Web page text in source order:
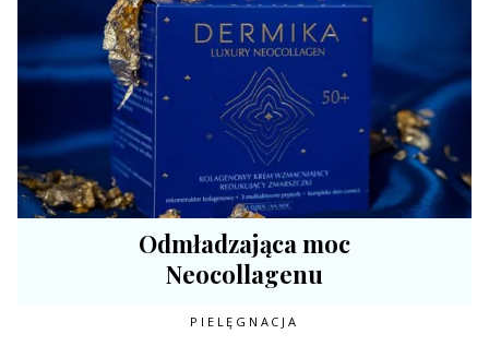
Odmładzająca moc
Neocollagenu
PIELĘGNACJA